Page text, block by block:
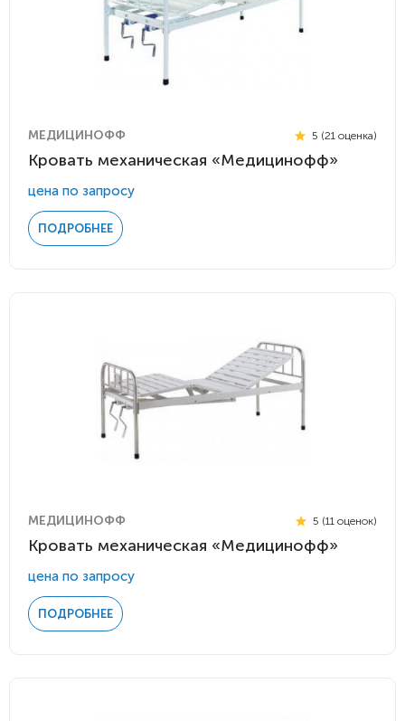
МЕДИЦИНОФФ 5 (21 оценка)
Кровать механическая «Медицинофф»
цена по запросу
ПОДРОБНЕЕ
МЕДИЦИНОФФ 5 (11 оценок)
Кровать механическая «Медицинофф»
цена по запросу
ПОДРОБНЕЕ